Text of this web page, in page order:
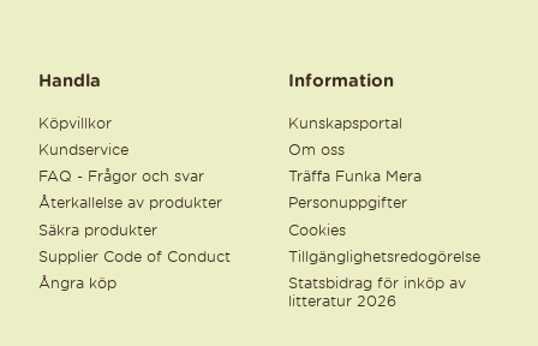
Handla
Köpvillkor
Kundservice
FAQ - Frågor och svar
Återkallelse av produkter
Säkra produkter
Supplier Code of Conduct
Ångra köp
Information
Kunskapsportal
Om oss
Träffa Funka Mera
Personuppgifter
Cookies
Tillgänglighetsredogörelse
Statsbidrag för inköp av
litteratur 2026